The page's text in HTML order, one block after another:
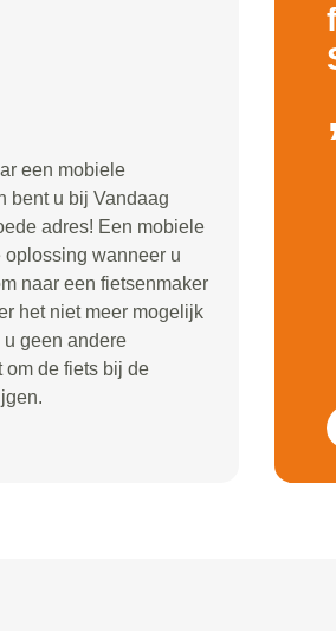
een mobiele
bent u bij Vandaag
adres! Een mobiele
oplossing wanneer u
naar een fietsenmaker
het niet meer mogelijk
u geen andere
om de fiets bij de